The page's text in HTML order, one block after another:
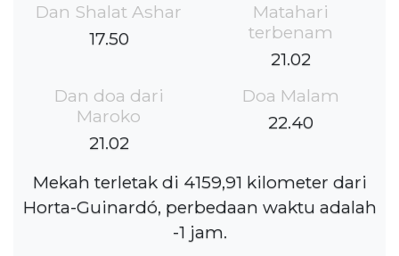
Dan Shalat Ashar
17.50
Matahari
terbenam
21.02
Dan doa dari
Maroko
21.02
Doa Malam
22.40
Mekah terletak di 4159,91 kilometer dari
Horta-Guinardó, perbedaan waktu adalah
-1 jam.